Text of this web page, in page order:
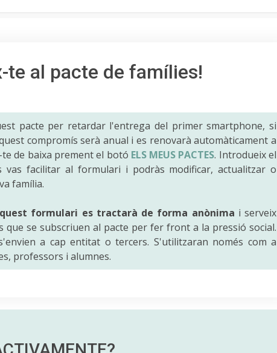
te al pacte de famílies!
pacte per retardar l'entrega del primer smartphone, si
compromís serà anual i es renovarà automàticament a
de baixa prement el botó ELS MEUS PACTES. Introdueix el
vas facilitar al formulari i podràs modificar, actualitzar o
família.
formulari es tractarà de forma anònima i serveix
que se subscriuen al pacte per fer front a la pressió social.
a cap entitat o tercers. S'utilitzaran només com a
professors i alumnes.